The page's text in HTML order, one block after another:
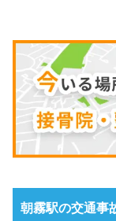
朝霧駅の交通事